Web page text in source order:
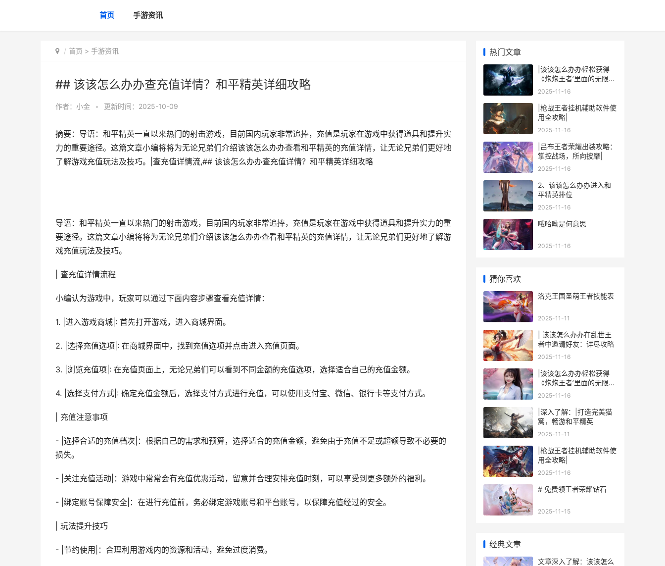
首页 手游资讯
首页 > 手游资讯
## 该该怎么办办查充值详情？和平精英详细攻略
作者： 小金 • 更新时间：2025-10-09
摘要：导语：和平精英一直以来热门的射击游戏，目前国内玩家非常追捧，充值是玩家在游戏中获得道具和提升实
力的重要途径。这篇文章小编将将为无论兄弟们介绍该该怎么办办查看和平精英的充值详情，让无论兄弟们更好地
了解游戏充值玩法及技巧。|查充值详情流,## 该该怎么办办查充值详情？和平精英详细攻略
导语：和平精英一直以来热门的射击游戏，目前国内玩家非常追捧，充值是玩家在游戏中获得道具和提升实力的重
要途径。这篇文章小编将将为无论兄弟们介绍该该怎么办办查看和平精英的充值详情，让无论兄弟们更好地了解游
戏充值玩法及技巧。
| 查充值详情流程
小编认为游戏中，玩家可以通过下面内容步骤查看充值详情：
1. |进入游戏商城|: 首先打开游戏，进入商城界面。
2. |选择充值选项|: 在商城界面中，找到充值选项并点击进入充值页面。
3. |浏览充值项|: 在充值页面上，无论兄弟们可以看到不同金额的充值选项，选择适合自己的充值金额。
4. |选择支付方式|: 确定充值金额后，选择支付方式进行充值，可以使用支付宝、微信、银行卡等支付方式。
| 充值注意事项
- |选择合适的充值档次|：根据自己的需求和预算，选择适合的充值金额，避免由于充值不足或超额导致不必要的
损失。
- |关注充值活动|：游戏中常常会有充值优惠活动，留意并合理安排充值时刻，可以享受到更多额外的福利。
- |绑定账号保障安全|：在进行充值前，务必绑定游戏账号和平台账号，以保障充值经过的安全。
| 玩法提升技巧
- |节约使用|：合理利用游戏内的资源和活动，避免过度消费。
热门文章
|该该怎么办办轻松获得
《炮炮王者’里面的无限金
币和星星|
2025-11-16
|枪战王者挂机辅助软件使
用全攻略|
2025-11-16
|吕布王者荣耀出装攻略：
掌控战场，所向披靡|
2025-11-16
2、该该怎么办办进入和
平精英排位
2025-11-16
哦哈呦是何意思
2025-11-16
猜你喜欢
洛克王国圣萌王者技能表
2025-11-11
| 该该怎么办办在乱世王
者中邀请好友：详尽攻略
2025-11-16
|该该怎么办办轻松获得
《炮炮王者’里面的无限金
币和星星|
2025-11-16
|深入了解：|打造完美猫
窝，畅游和平精英
2025-11-11
|枪战王者挂机辅助软件使
用全攻略|
2025-11-16
# 免费领王者荣耀钻石
2025-11-15
经典文章
文章深入了解：该该怎么